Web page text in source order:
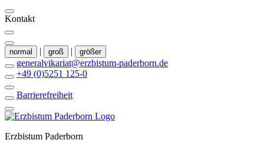
Kontakt
normal | groß | größer
generalvikariat@erzbistum-paderborn.de
+49 (0)5251 125-0
Barrierefreiheit
Erzbistum Paderborn